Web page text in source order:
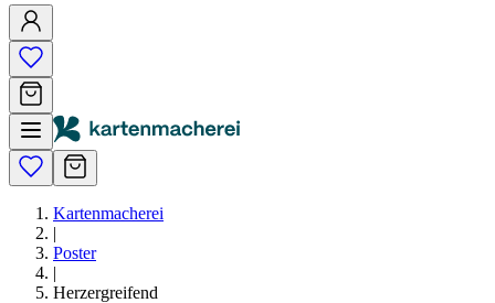
Kartenmacherei
|
Poster
|
Herzergreifend